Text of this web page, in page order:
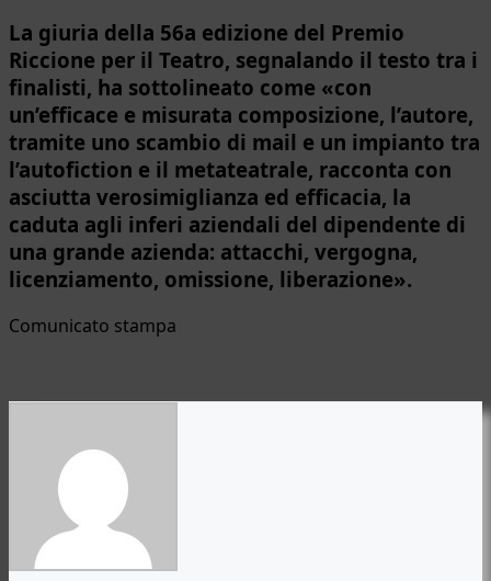
La giuria della 56a edizione del Premio
Riccione per il Teatro, segnalando il testo tra i
finalisti, ha sottolineato come «con
un’efficace e misurata composizione, l’autore,
tramite uno scambio di mail e un impianto tra
l’autofiction e il metateatrale, racconta con
asciutta verosimiglianza ed efficacia, la
caduta agli inferi aziendali del dipendente di
una grande azienda: attacchi, vergogna,
licenziamento, omissione, liberazione».
Comunicato stampa